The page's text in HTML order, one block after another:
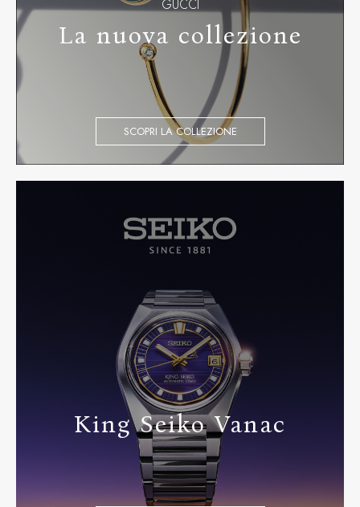
GUCCI
La nuova collezione
SCOPRI LA COLLEZIONE
King Seiko Vanac